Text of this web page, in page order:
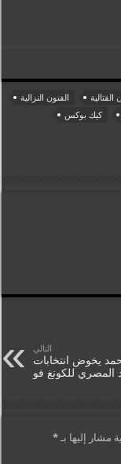
القتالية
الفنون النزالية
كيك بوكس
التالي
يخوض انتخابات
المصري للكونغ فو
مشار إليها بـ*